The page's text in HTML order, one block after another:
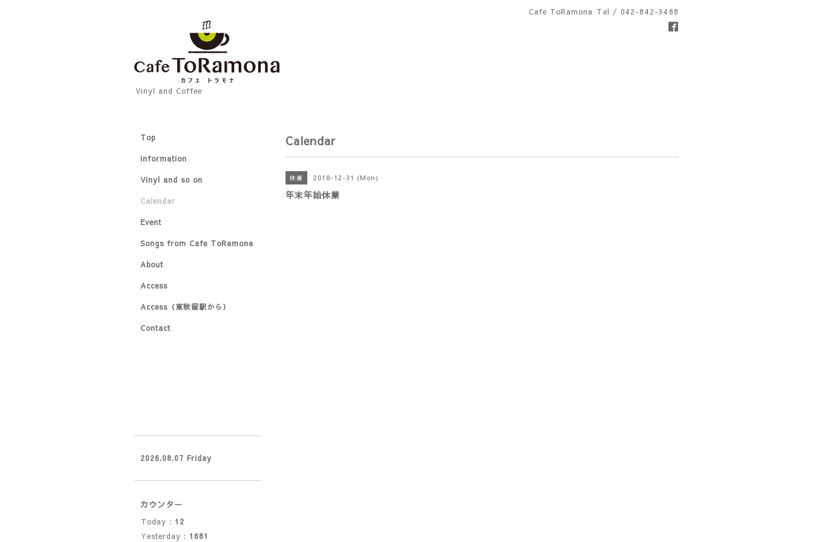
Cafe ToRamona Tel / 042-842-3488
Vinyl and Coffee
Calendar
休業 2018-12-31 (Mon)
年末年始休業
Top
Information
Vinyl and so on
Calendar
Event
Songs from Cafe ToRamona
About
Access
Access（東秋留駅から）
Contact
2026.08.07 Friday
カウンター
Today : 12
Yesterday : 1681